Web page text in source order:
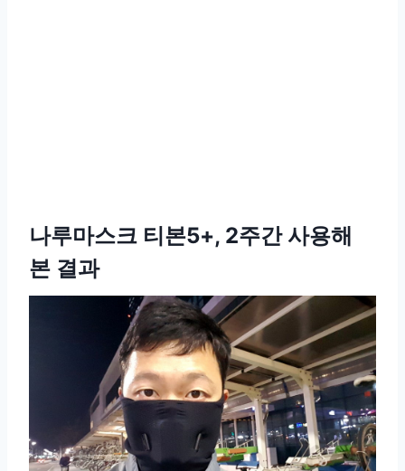
나루마스크 티본5+, 2주간 사용해
본 결과